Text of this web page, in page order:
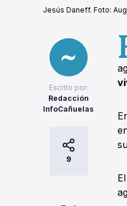
Jesús Daneff. Foto:
Escrito por:
Redacción
InfoCañuelas
9